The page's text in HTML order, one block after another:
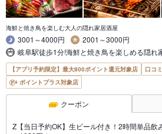
海鮮と焼き鳥を楽しむ大人の隠れ家居酒屋
3001～4000円
2001～3000円
岐阜駅徒歩1分!海鮮と焼き鳥を楽しめる隠
【アプリ予約限定】最大800ポイント還元対象店
口コ
ポイントプラス対象店
クーポン
Z【当日予約OK】生ビール付き！2時間単品飲